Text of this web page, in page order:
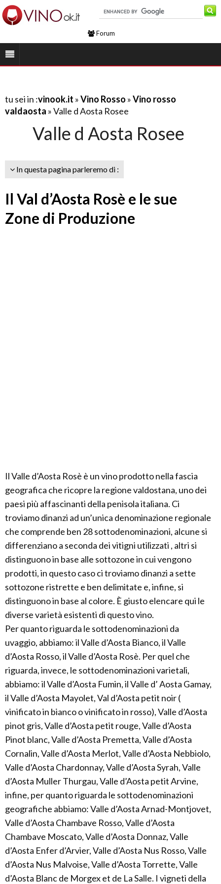
Forum
tu sei in :vinook.it »Vino Rosso »Vino rosso
valdaosta » Valle d Aosta Rosee
Valle d Aosta Rosee
In questa pagina parleremo di :
Il Val d’Aosta Rosè e le sue
Zone di Produzione
Il Valle d’Aosta Rosè è un vino prodotto nella fascia
geografica che ricopre la regione valdostana, uno dei
paesi più affascinanti della penisola italiana. Ci
troviamo dinanzi ad un’unica denominazione regionale
che comprende ben 28 sottodenominazioni, alcune si
differenziano a seconda dei vitigni utilizzati , altri si
distinguono in base alle sottozone in cui vengono
prodotti, in questo caso ci troviamo dinanzi a sette
sottozone ristrette e ben delimitate e, infine, si
distinguono in base al colore. È giusto elencare qui le
diverse varietà esistenti di questo vino.
Per quanto riguarda le sottodenominazioni da
uvaggio, abbiamo: il Valle d’Aosta Bianco, il Valle
d’Aosta Rosso, il Valle d’Aosta Rosè. Per quel che
riguarda, invece, le sottodenominazioni varietali,
abbiamo: il Valle d’Aosta Fumin, il Valle d’ Aosta Gamay,
il Valle d’Aosta Mayolet, Val d’Aosta petit noir (
vinificato in bianco o vinificato in rosso), Valle d’Aosta
pinot gris, Valle d’Aosta petit rouge, Valle d’Aosta
Pinot blanc, Valle d’Aosta Premetta, Valle d’Aosta
Cornalin, Valle d’Aosta Merlot, Valle d’Aosta Nebbiolo,
Valle d’Aosta Chardonnay, Valle d’Aosta Syrah, Valle
d’Aosta Muller Thurgau, Valle d’Aosta petit Arvine,
infine, per quanto riguarda le sottodenominazioni
geografiche abbiamo: Valle d’Aosta Arnad-Montjovet,
Valle d’Aosta Chambave Rosso, Valle d’Aosta
Chambave Moscato, Valle d’Aosta Donnaz, Valle
d’Aosta Enfer d’Arvier, Valle d’Aosta Nus Rosso, Valle
d’Aosta Nus Malvoise, Valle d’Aosta Torrette, Valle
d’Aosta Blanc de Morgex et de La Salle. I vigneti della